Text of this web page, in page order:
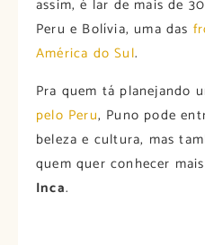
assim, é lar de mais de
Peru e Bolívia, uma das
América do Sul.
Pra quem tá planejando
pelo Peru, Puno pode
beleza e cultura, mas
quem quer conhecer
Inca.